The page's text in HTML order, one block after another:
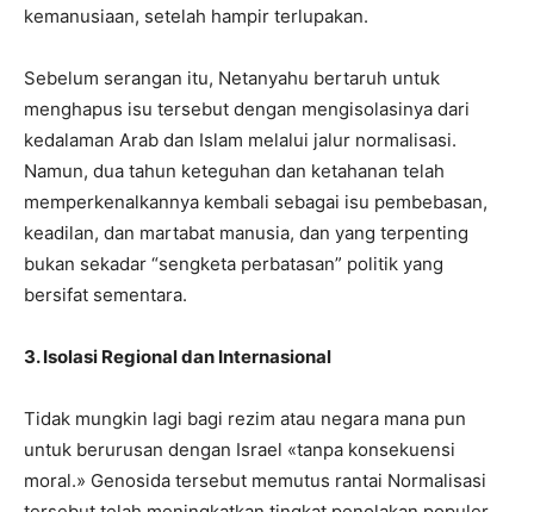
kemanusiaan, setelah hampir terlupakan.
Sebelum serangan itu, Netanyahu bertaruh untuk
menghapus isu tersebut dengan mengisolasinya dari
kedalaman Arab dan Islam melalui jalur normalisasi.
Namun, dua tahun keteguhan dan ketahanan telah
memperkenalkannya kembali sebagai isu pembebasan,
keadilan, dan martabat manusia, dan yang terpenting
bukan sekadar “sengketa perbatasan” politik yang
bersifat sementara.
3. Isolasi Regional dan Internasional
Tidak mungkin lagi bagi rezim atau negara mana pun
untuk berurusan dengan Israel «tanpa konsekuensi
moral.» Genosida tersebut memutus rantai Normalisasi